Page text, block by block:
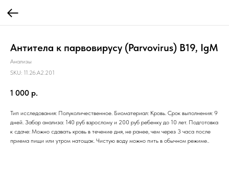
Антитела к парвовирусу (Parvovirus) B19, IgM
Анализы
SKU: 11.26.A2.201
1 000 р.
Тип исследования: Полуколичественное. Биоматериал: Кровь. Срок выполнения: 9
дней. Забор анализа: 140 руб взрослому и 200 руб ребенку до 10 лет. Подготовка
к сдаче: Можно сдавать кровь в течение дня, не ранее, чем через 3 часа после
приема пищи или утром натощак. Чистую воду можно пить в обычном режиме..